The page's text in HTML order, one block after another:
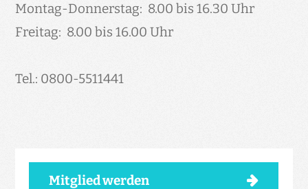
Wasser anzubieten. Oft setzen die Tiere ihre
Reise nach einer kurzen Pause unbeschadet
Montag-Donnerstag: 8.00 bis 16.30 Uhr
Freitag: 8.00 bis 16.00 Uhr
Tel.: 0800-5511441
Mitglied werden